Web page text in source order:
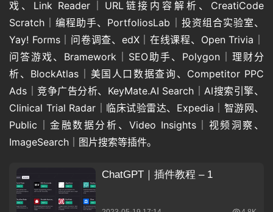
戏、Link Reader｜URL链接内容解析、CreatiCode
Scratch｜编程助手、PortfoliosLab｜投资组合实验室、
Yay! Forms｜问卷调查、edX｜在线课程、Open Trivia｜
问答游戏、Bramework｜SEO助手、Polygon｜理财分
析、BlockAtlas｜美国人口数据查询、Competitor PPC
Ads｜竞争广告分析、KeyMate.AI Search｜AI搜索引擎、
Clinical Trial Radar｜临床试验雷达、Expedia｜智游网、
Public｜金融数据分析、Video Insights｜视频洞察、
ImageSearch｜图片搜索等插件。